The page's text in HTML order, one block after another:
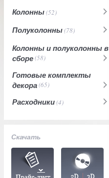
Колонны(52)
Полуколонны(78)
Колонны и полуколонны в
сборе(58)
Готовые комплекты
декора(65)
Расходники(4)
Скачать